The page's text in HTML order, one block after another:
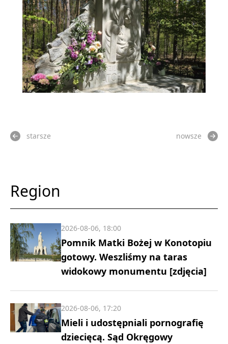
starsze nowsze
Region
Pomnik Matki Bożej w Konotopiu
gotowy. Weszliśmy na taras
widokowy monumentu [zdjęcia]
2026-08-06, 18:00
Mieli i udostępniali pornografię
dziecięcą. Sąd Okręgowy
2026-08-06, 17:20